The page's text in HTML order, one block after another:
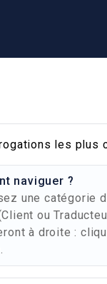
les
naviguer ?
une catégorie
ou
à droite :